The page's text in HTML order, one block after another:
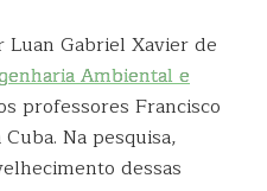
Gabriel Xavier de
Ambiental e
professores Francisco
Na pesquisa,
dessas